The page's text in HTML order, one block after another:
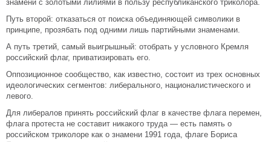
знамени с золотыми лилиями в пользу республиканского триколора.
Путь второй: отказаться от поиска объединяющей символики в
принципе, прозябать под одними лишь партийными знаменами.
А путь третий, самый выигрышный: отобрать у условного Кремля
российский флаг, приватизировать его.
Оппозиционное сообщество, как известно, состоит из трех основных
идеологических сегментов: либерального, националистического и
левого.
Для либералов принять российский флаг в качестве флага перемен,
флага протеста не составит никакого труда — есть память о
российском триколоре как о знамени 1991 года, флаге Бориса